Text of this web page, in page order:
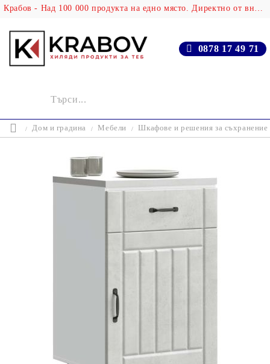
Крабов - Над 100 000 продукта на едно място. Директно от вносителя!
0878 17 49 71
Дом и градина Мебели Шкафове и решения за съхранение